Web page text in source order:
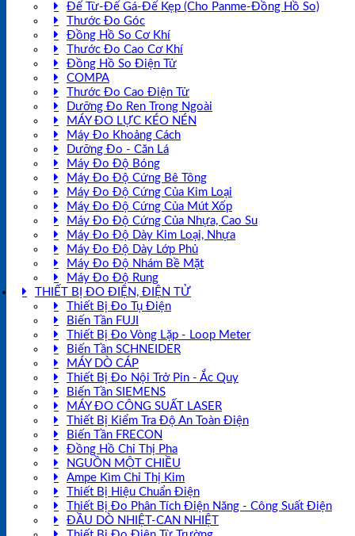
Đế Từ-Đế Gá-Đế Kẹp (Cho Panme-Đồng Hồ So)
Thước Đo Góc
Đồng Hồ So Cơ Khí
Thước Đo Cao Cơ Khí
Đồng Hồ So Điện Tử
COMPA
Thước Đo Cao Điện Tử
Dưỡng Đo Ren Trong Ngoài
MÁY ĐO LỰC KÉO NÉN
Máy Đo Khoảng Cách
Dưỡng Đo - Căn Lá
Máy Đo Độ Bóng
Máy Đo Độ Cứng Bê Tông
Máy Đo Độ Cứng Của Kim Loại
Máy Đo Độ Cứng Của Mút Xốp
Máy Đo Độ Cứng Của Nhựa, Cao Su
Máy Đo Độ Dày Kim Loại, Nhựa
Máy Đo Độ Dày Lớp Phủ
Máy Đo Độ Nhám Bề Mặt
Máy Đo Độ Rung
THIẾT BỊ ĐO ĐIỆN, ĐIỆN TỬ
Thiết Bị Đo Tụ Điện
Biến Tần FUJI
Thiết Bị Đo Vòng Lặp - Loop Meter
Biến Tần SCHNEIDER
MÁY DÒ CÁP
Thiết Bị Đo Nội Trở Pin - Ắc Quy
Biến Tần SIEMENS
MÁY ĐO CÔNG SUẤT LASER
Thiết Bị Kiểm Tra Độ An Toàn Điện
Biến Tần FRECON
Đồng Hồ Chỉ Thị Pha
NGUỒN MỘT CHIỀU
Ampe Kìm Chỉ Thị Kim
Thiết Bị Hiệu Chuẩn Điện
Thiết Bị Đo Phân Tích Điện Năng - Công Suất Điện
ĐẦU DÒ NHIỆT-CAN NHIỆT